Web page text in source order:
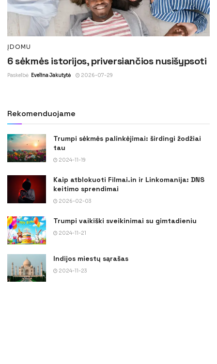
ĮDOMU
6 sėkmės istorijos, priversiančios nusišypsoti
Paskelbė Evelina Jakutytė 2026-07-29
Rekomenduojame
Trumpi sėkmės palinkėjimai: širdingi žodžiai
tau
2024-11-19
Kaip atblokuoti Filmai.in ir Linkomanija: DNS
keitimo sprendimai
2026-02-03
Trumpi vaikiški sveikinimai su gimtadieniu
2024-11-21
Indijos miestų sąrašas
2024-11-23